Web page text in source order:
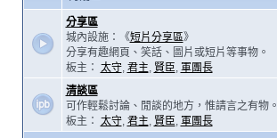
分享區
城內設施：《短片分享區》
分享有趣網頁、笑話、圖片或短片等事物。
板主： 太守, 君主, 賢臣, 軍團長
清談區
可作輕鬆討論、閒談的地方，惟請言之有物。
板主： 太守, 君主, 賢臣, 軍團長